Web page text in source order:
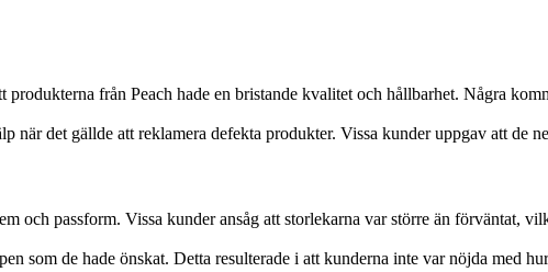
från Peach hade en bristande kvalitet och hållbarhet. Några
när det gällde att reklamera defekta produkter. Vissa kunder uppgav att de
och passform. Vissa kunder ansåg att storlekarna var större än förväntat,
som de hade önskat. Detta resulterade i att kunderna inte var nöjda med